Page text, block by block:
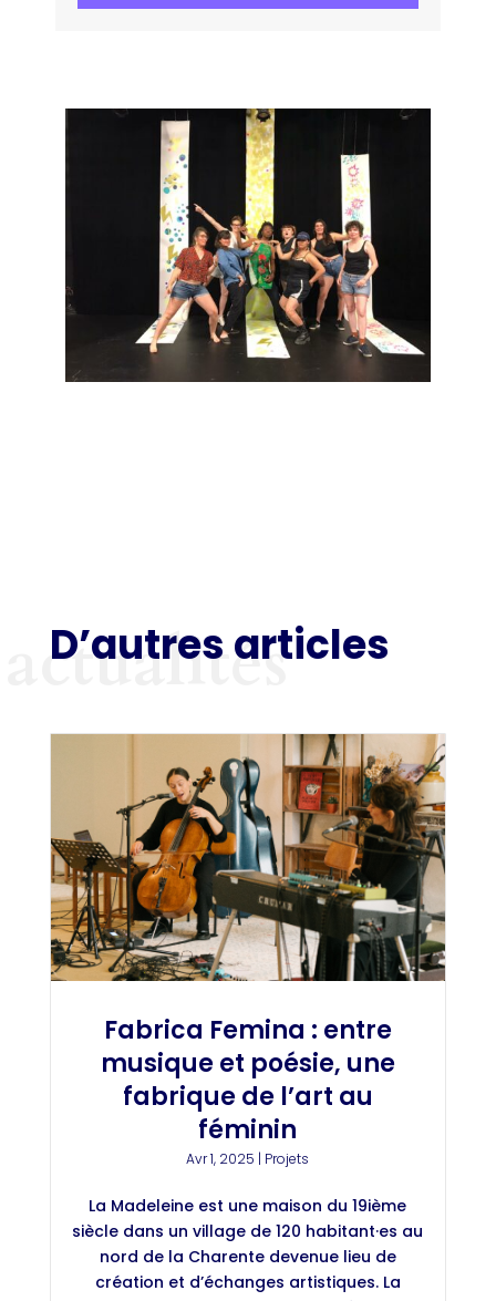
D’autres articles
actualités
Fabrica Femina : entre
musique et poésie, une
fabrique de l’art au
féminin
Avr 1, 2025 | Projets
La Madeleine est une maison du 19ième
siècle dans un village de 120 habitant·es au
nord de la Charente devenue lieu de
création et d’échanges artistiques. La